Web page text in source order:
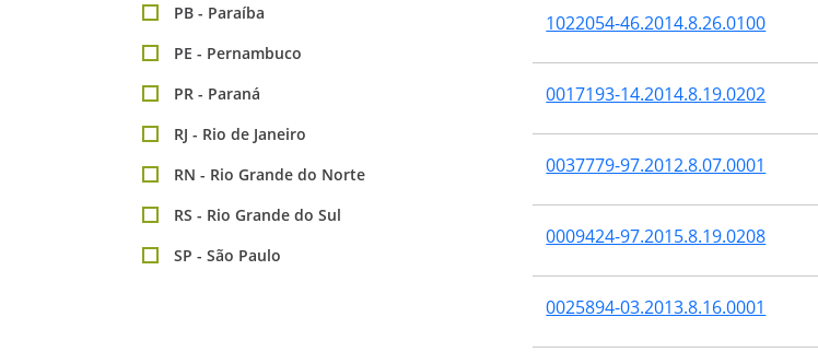
PB - Paraíba
PE - Pernambuco
PR - Paraná
RJ - Rio de Janeiro
RN - Rio Grande do Norte
RS - Rio Grande do Sul
SP - São Paulo
1022054-46.2014.8.26.0100
0017193-14.2014.8.19.0202
0037779-97.2012.8.07.0001
0009424-97.2015.8.19.0208
0025894-03.2013.8.16.0001